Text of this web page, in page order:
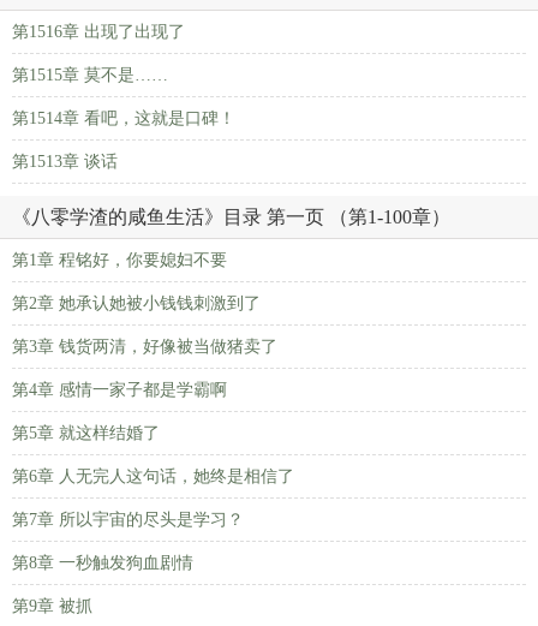
第1516章 出现了出现了
第1515章 莫不是……
第1514章 看吧，这就是口碑！
第1513章 谈话
《八零学渣的咸鱼生活》目录 第一页 （第1-100章）
第1章 程铭好，你要媳妇不要
第2章 她承认她被小钱钱刺激到了
第3章 钱货两清，好像被当做猪卖了
第4章 感情一家子都是学霸啊
第5章 就这样结婚了
第6章 人无完人这句话，她终是相信了
第7章 所以宇宙的尽头是学习？
第8章 一秒触发狗血剧情
第9章 被抓